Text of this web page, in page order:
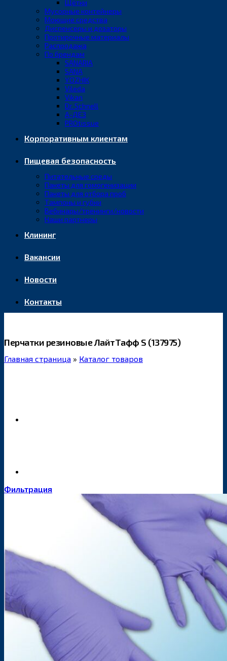
Щётки
Мусорные контейнеры
Моющие средства
Диспенсеры и дозаторы
Протирочные материалы
Распродажа
По брендам
SANARIA
SANA
YOZHIK
Vileda
Vikan
Dr. Schnell
А-ДЕЗ
PROtissue
Корпоративным клиентам
Пищевая безопасность
Питательные среды
Пакеты для гомогенизации
Пакеты для отбора проб
Тампоны и губки
Вебинары/тренинги/новости
Наши партнеры
Клининг
Вакансии
Новости
Контакты
Перчатки резиновые ЛайтТафф S (137975)
Главная страница » Каталог товаров
Фильтрация